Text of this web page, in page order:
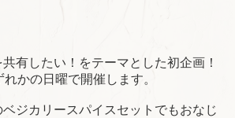
有したい！をテーマとした初企画！
かの日曜で開催します。
ジカリースパイスセットでもおなじ